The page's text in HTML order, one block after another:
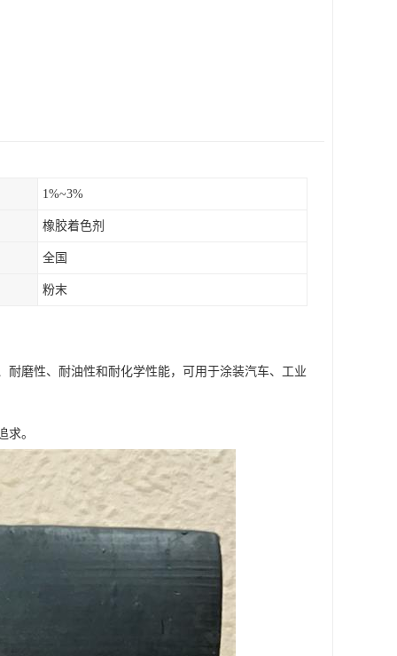
1%~3%
橡胶着色剂
全国
粉末
磨性、耐油性和耐化学性能，可用于涂装汽车、工业
求。